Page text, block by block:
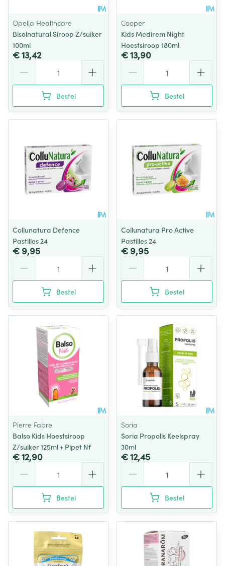
Opella Healthcare
Bisolnatural Siroop Z/suiker
100ml
€ 13,42
Bestel
Cooper
Kids Medirem Night
Hoestsiroop 180ml
€ 13,90
Bestel
Collunatura Defence
Pastilles 24
€ 9,95
Bestel
Collunatura Pro Active
Pastilles 24
€ 9,95
Bestel
Pierre Fabre
Balso Kids Hoestsiroop
Z/suiker 125ml + Pipet Nf
€ 12,90
Bestel
Soria
Soria Propolis Keelspray
30ml
€ 12,45
Bestel